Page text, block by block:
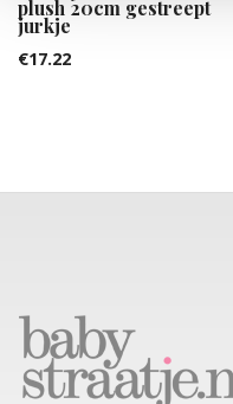
plush 20cm gestreept
jurkje
€17.22